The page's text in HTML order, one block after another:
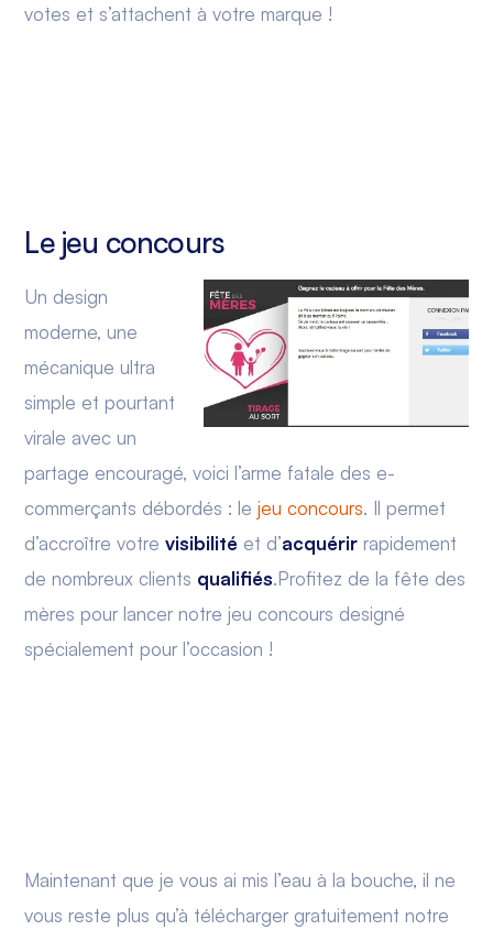
votes et s’attachent à votre marque !
Le jeu concours
Un design
moderne, une
mécanique ultra
simple et pourtant
virale avec un
partage encouragé, voici l’arme fatale des e-
commerçants débordés : lejeu concours. Il permet
d’accroître votrevisibilité et d’acquérir rapidement
de nombreux clients qualifiés.Profitez de la fête des
mères pour lancer notre jeu concours designé
spécialement pour l’occasion !
Maintenant que je vous ai mis l’eau à la bouche, il ne
vous reste plus qu’à télécharger gratuitement notre